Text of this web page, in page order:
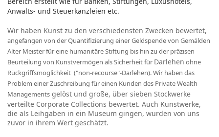
Anwalts- und Steuerkanzleien etc.
Wir haben Kunst zu den verschiedensten Zwecken bewertet,
angefangen von der Quantifizierung einer Geldspende von Gemälden
Alter Meister für eine humanitäre Stiftung bis hin zu der präzisen
Beurteilung von Kunstvermögen als Sicherheit für Darlehen ohne
Rückgriffsmöglichkeit ("non-recourse"-Darlehen). Wir haben das
Problem einer Zuschreibung für einen Kunden des Private Wealth
Managements gelöst und große, über sieben Stockwerke
verteilte Corporate Collections bewertet. Auch Kunstwerke,
die als Leihgaben in ein Museum gingen, wurden von uns
zuvor in ihrem Wert geschätzt.